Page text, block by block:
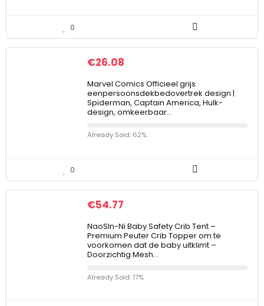
0
€26.08
Marvel Comics Officieel grijs
eenpersoonsdekbedovertrek design |
Spiderman, Captain America, Hulk-
design, omkeerbaar…
Already Sold: 62%
0
€54.77
NaoSIn-Ni Baby Safety Crib Tent –
Premium Peuter Crib Topper om te
voorkomen dat de baby uitklimt –
Doorzichtig Mesh…
Already Sold: 17%